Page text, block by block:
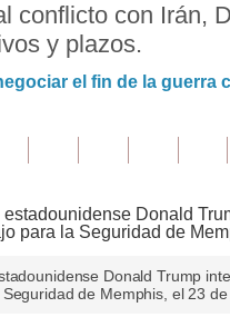
conflicto con Irán,
y plazos.
el fin de la guerra
Donald Trump
de Memphis, el 23